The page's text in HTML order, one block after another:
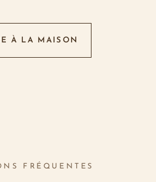
À LA MAISON
FRÉQUENTES